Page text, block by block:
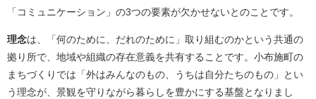
「コミュニケーション」の3つの要素が欠かせないとのことです。
理念は、「何のために、だれのために」取り組むのかという共通の
拠り所で、地域や組織の存在意義を共有することです。小布施町の
まちづくりでは「外はみんなのもの、うちは自分たちのもの」とい
う理念が、景観を守りながら暮らしを豊かにする基盤となりまし